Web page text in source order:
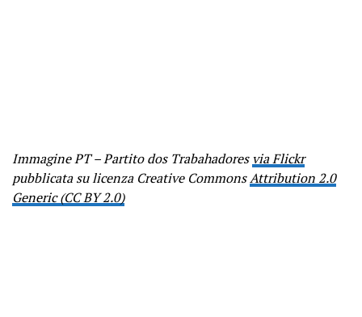
Immagine PT – Partito dos Trabahadoresvia Flickr
pubblicata su licenza Creative CommonsAttribution 2.0
Generic (CC BY 2.0)